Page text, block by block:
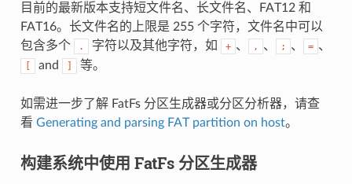
目前的最新版本支持短文件名、长文件名、FAT12 和
FAT16。长文件名的上限是 255 个字符，文件名中可以
包含多个
. 字符以及其他字符，如 + 、 , 、 ; 、 = 、
[ and ] 等。
如需进一步了解 FatFs 分区生成器或分区分析器，请查
看 Generating and parsing FAT partition on host。
构建系统中使用 FatFs 分区生成器